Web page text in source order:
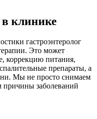
клинике
гастроэнтеролог
Это может
коррекцию питания,
препараты, а
Мы не просто снимаем
заболеваний